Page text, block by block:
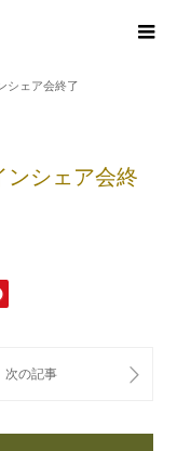
シェア会終了
ンシェア会終